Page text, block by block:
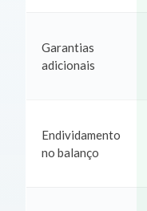
Garantias
adicionais
Endividamento
no balanço